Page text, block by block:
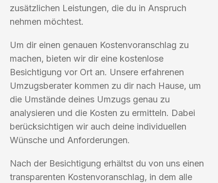
zusätzlichen Leistungen, die du in Anspruch
nehmen möchtest.
Um dir einen genauen Kostenvoranschlag zu
machen, bieten wir dir eine kostenlose
Besichtigung vor Ort an. Unsere erfahrenen
Umzugsberater kommen zu dir nach Hause, um
die Umstände deines Umzugs genau zu
analysieren und die Kosten zu ermitteln. Dabei
berücksichtigen wir auch deine individuellen
Wünsche und Anforderungen.
Nach der Besichtigung erhältst du von uns einen
transparenten Kostenvoranschlag, in dem alle